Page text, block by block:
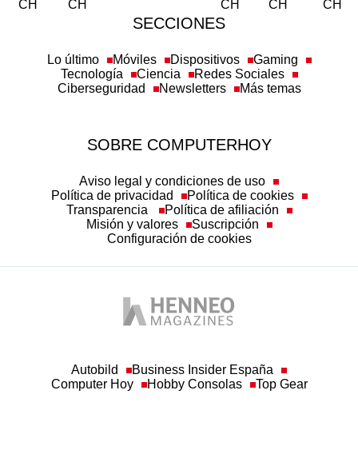
SECCIONES
Lo último Móviles Dispositivos
Gaming
Tecnología
Ciencia
Redes Sociales
Ciberseguridad
Newsletters Más temas
SOBRE COMPUTERHOY
Aviso legal y condiciones de uso
Política de privacidad
Política de cookies
Transparencia
Política de afiliación
Misión y valores
Suscripción
Configuración de cookies
Autobild
Business Insider España
Computer Hoy
Hobby Consolas Top Gear